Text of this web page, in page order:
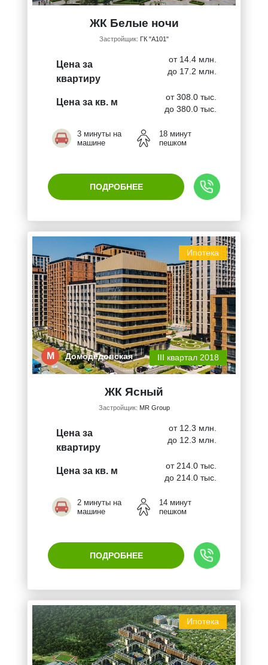
ЖК Белые ночи
Застройщик: ГК "А101"
Цена за
квартиру
от 14.4 млн.
до 17.2 млн.
Цена за кв. м
от 308.0 тыс.
до 380.0 тыс.
3 минуты на
машине
18 минут
пешком
ПОДРОБНЕЕ
Ипотека
М Домодедовская III квартал 2018
ЖК Ясный
Застройщик: MR Group
Цена за
квартиру
от 12.3 млн.
до 12.3 млн.
Цена за кв. м
от 214.0 тыс.
до 214.0 тыс.
2 минуты на
машине
14 минут
пешком
ПОДРОБНЕЕ
Ипотека